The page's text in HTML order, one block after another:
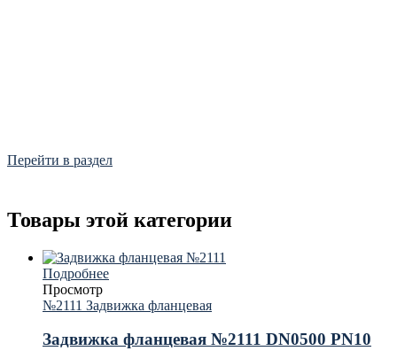
Перейти в раздел
Товары этой категории
Подробнее
Просмотр
№2111 Задвижка фланцевая
Задвижка фланцевая №2111 DN0500 PN10